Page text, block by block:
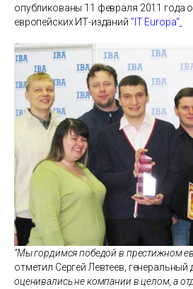
опубликованы 11 февраля 2011 года
европейских ИТ-изданий ”IT Europa“
”Мы гордимся победой в престижном
отметил Сергей Левтеев, генеральный
оценивались не компании в целом, а